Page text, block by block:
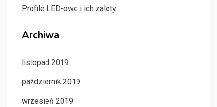
Profile LED-owe i ich zalety
Archiwa
listopad 2019
październik 2019
wrzesień 2019